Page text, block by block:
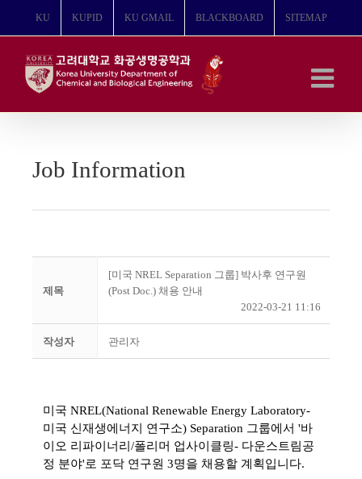
뛰
KU KUPID KU GMAIL BLACKBOARD SITEMAP
Job Information
제목
[미국 NREL Separation 그룹] 박사후 연구원
(Post Doc.) 채용 안내
2022-03-21 11:16
작성자 관리자
미국 NREL(National Renewable Energy Laboratory-
미국 신재생에너지 연구소) Separation 그룹에서 '바
이오 리파이너리 /폴리머 업사이클링- 다운스트림공
정 분야'로 포닥 연구원 3명을 채용할 계획입니다.